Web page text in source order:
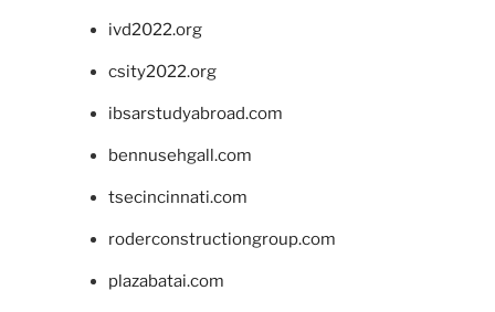
ivd2022.org
csity2022.org
ibsarstudyabroad.com
bennusehgall.com
tsecincinnati.com
roderconstructiongroup.com
plazabatai.com